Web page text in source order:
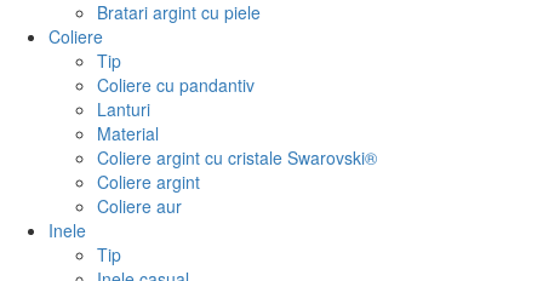
Bratari argint cu piele
Coliere
Tip
Coliere cu pandantiv
Lanturi
Material
Coliere argint cu cristale Swarovski®
Coliere argint
Coliere aur
Inele
Tip